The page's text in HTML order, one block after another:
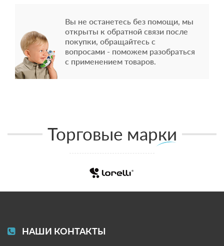
Вы не останетесь без помощи, мы
открыты к обратной связи после
покупки, обращайтесь с
вопросами - поможем разобраться
с применением товаров.
Торговые марки
НАШИ КОНТАКТЫ